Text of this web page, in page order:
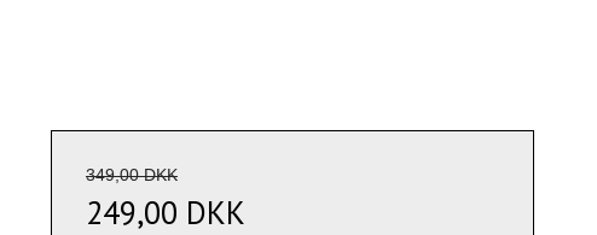
349,00 DKK
249,00 DKK